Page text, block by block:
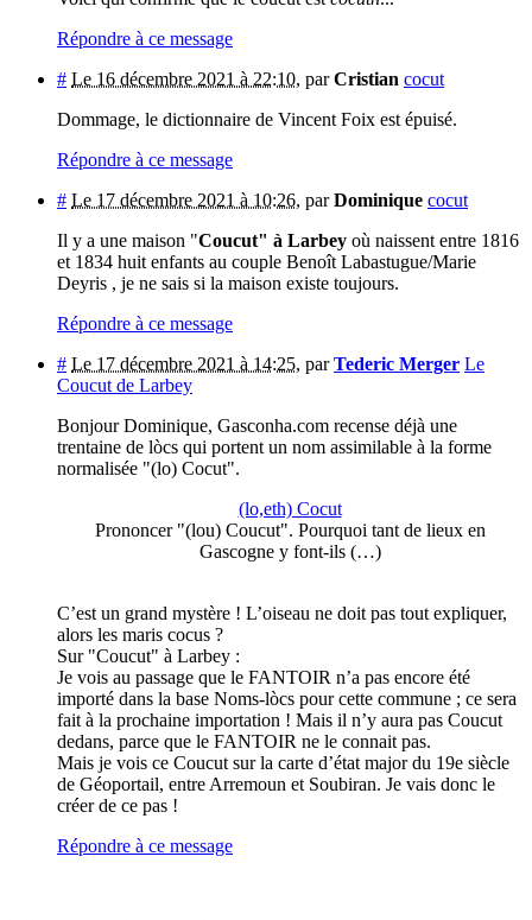
Répondre à ce message
# Le 16 décembre 2021 à 22:10, parCristian cocut
Dommage, le dictionnaire de Vincent Foix est épuisé.
Répondre à ce message
# Le 17 décembre 2021 à 10:26, parDominique cocut
Il y a une maison "Coucut" à Larbey où naissent entre 1816
et 1834 huit enfants au couple Benoît Labastugue/Marie
Deyris , je ne sais si la maison existe toujours.
Répondre à ce message
# Le 17 décembre 2021 à 14:25, parTederic Merger Le
Coucut de Larbey
Bonjour Dominique, Gasconha.com recense déjà une
trentaine de lòcs qui portent un nom assimilable à la forme
normalisée "(lo) Cocut".
(lo,eth) Cocut
Prononcer "(lou) Coucut". Pourquoi tant de lieux en
Gascogne y font-ils (…)
C’est un grand mystère ! L’oiseau ne doit pas tout expliquer,
alors les maris cocus ?
Sur "Coucut" à Larbey :
Je vois au passage que le FANTOIR n’a pas encore été
importé dans la base Noms-lòcs pour cette commune ; ce sera
fait à la prochaine importation ! Mais il n’y aura pas Coucut
dedans, parce que le FANTOIR ne le connait pas.
Mais je vois ce Coucut sur la carte d’état major du 19e siècle
de Géoportail, entre Arremoun et Soubiran. Je vais donc le
créer de ce pas !
Répondre à ce message